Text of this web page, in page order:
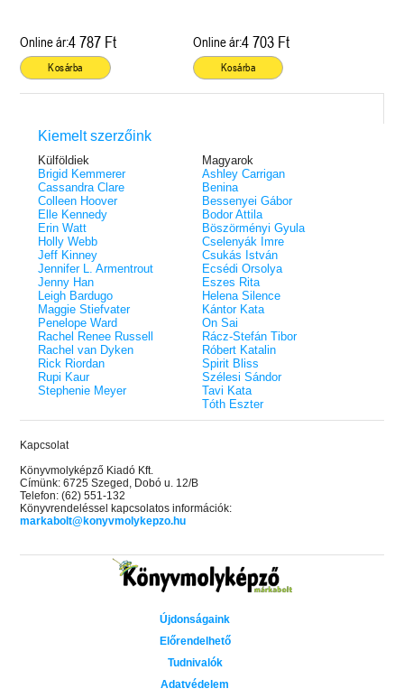
Online ár:4 787 Ft
Kosárba
Online ár:4 703 Ft
Kosárba
Kiemelt szerzőink
Külföldiek
Brigid Kemmerer
Cassandra Clare
Colleen Hoover
Elle Kennedy
Erin Watt
Holly Webb
Jeff Kinney
Jennifer L. Armentrout
Jenny Han
Leigh Bardugo
Maggie Stiefvater
Penelope Ward
Rachel Renee Russell
Rachel van Dyken
Rick Riordan
Rupi Kaur
Stephenie Meyer
Magyarok
Ashley Carrigan
Benina
Bessenyei Gábor
Bodor Attila
Böszörményi Gyula
Cselenyák Imre
Csukás István
Ecsédi Orsolya
Eszes Rita
Helena Silence
Kántor Kata
On Sai
Rácz-Stefán Tibor
Róbert Katalin
Spirit Bliss
Szélesi Sándor
Tavi Kata
Tóth Eszter
Kapcsolat
Könyvmolyképző Kiadó Kft.
Címünk: 6725 Szeged, Dobó u. 12/B
Telefon: (62) 551-132
Könyvrendeléssel kapcsolatos információk:
markabolt@konyvmolykepzo.hu
Újdonságaink
Előrendelhető
Tudnivalók
Adatvédelem